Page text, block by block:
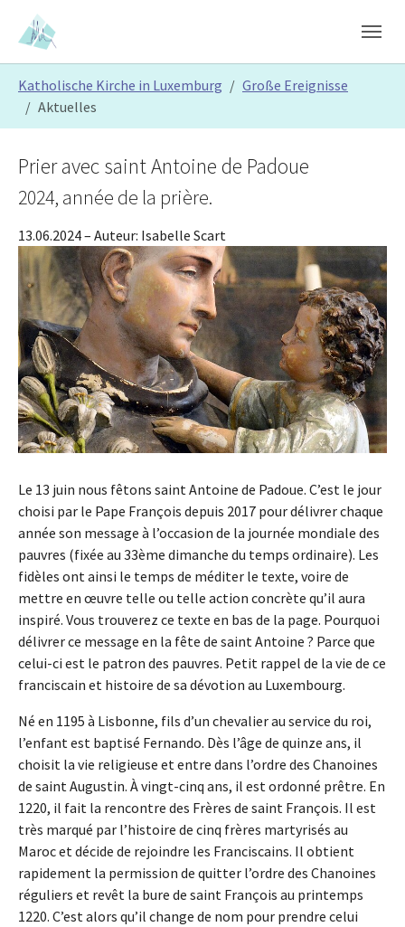
Skip to main content
Skip to page footer
Katholische Kirche in Luxemburg
Große Ereignisse
Aktuelles
Prier avec saint Antoine de Padoue
2024, année de la prière.
13.06.2024– Auteur: Isabelle Scart
Le 13 juin nous fêtons saint Antoine de Padoue. C’est le jour
choisi par le Pape François depuis 2017 pour délivrer chaque
année son message à l’occasion de la journée mondiale des
pauvres (fixée au 33ème dimanche du temps ordinaire). Les
fidèles ont ainsi le temps de méditer le texte, voire de
mettre en œuvre telle ou telle action concrète qu’il aura
inspiré. Vous trouverez ce texte en bas de la page. Pourquoi
délivrer ce message en la fête de saint Antoine ? Parce que
celui-ci est le patron des pauvres. Petit rappel de la vie de ce
franciscain et histoire de sa dévotion au Luxembourg.
Né en 1195 à Lisbonne, fils d’un chevalier au service du roi,
l’enfant est baptisé Fernando. Dès l’âge de quinze ans, il
choisit la vie religieuse et entre dans l’ordre des Chanoines
de saint Augustin. À vingt-cinq ans, il est ordonné prêtre. En
1220, il fait la rencontre des Frères de saint François. Il est
très marqué par l’histoire de cinq frères martyrisés au
Maroc et décide de rejoindre les Franciscains. Il obtient
rapidement la permission de quitter l’ordre des Chanoines
réguliers et revêt la bure de saint François au printemps
1220. C’est alors qu’il change de nom pour prendre celui